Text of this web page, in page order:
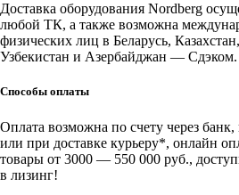
Доставка оборудования Nordberg
любой ТК, а также возможна
физических лиц в Беларусь,
Узбекистан и Азербайджан — Сдэком.
Способы оплаты
Оплата возможна по счету через
или при доставке курьеру*, онлайн
товары от 3000 — 550 000 руб.,
в лизинг!